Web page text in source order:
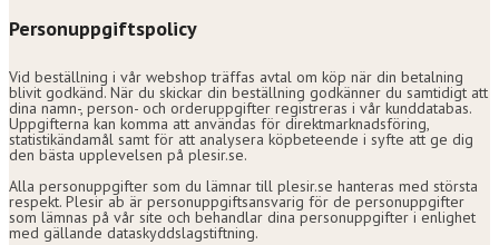
Personuppgiftspolicy
Vid beställning i vår webshop träffas avtal om köp när din betalning
blivit godkänd. När du skickar din beställning godkänner du samtidigt att
dina namn-, person- och orderuppgifter registreras i vår kunddatabas.
Uppgifterna kan komma att användas för direktmarknadsföring,
statistikändamål samt för att analysera köpbeteende i syfte att ge dig
den bästa upplevelsen på plesir.se.
Alla personuppgifter som du lämnar till plesir.se hanteras med största
respekt. Plesir ab är personuppgiftsansvarig för de personuppgifter
som lämnas på vår site och behandlar dina personuppgifter i enlighet
med gällande dataskyddslagstiftning.